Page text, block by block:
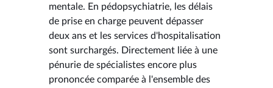
mentale. En pédopsychiatrie, les délais
de prise en charge peuvent dépasser
deux ans et les services d'hospitalisation
sont surchargés. Directement liée à une
pénurie de spécialistes encore plus
prononcée comparée à l'ensemble des